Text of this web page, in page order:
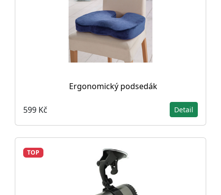
Ergonomický podsedák
599 Kč Detail
TOP